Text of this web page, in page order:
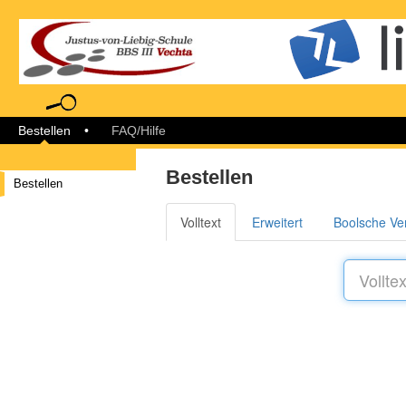
Bestellen
Volltext Erweitert Boolsche
Bestellen
Bestellen FAQ/Hilfe